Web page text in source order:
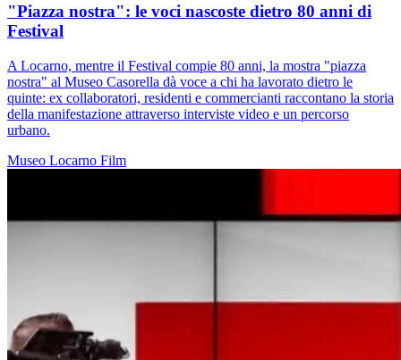
"Piazza nostra": le voci nascoste dietro 80 anni di
Festival
A Locarno, mentre il Festival compie 80 anni, la mostra "piazza
nostra" al Museo Casorella dà voce a chi ha lavorato dietro le
quinte: ex collaboratori, residenti e commercianti raccontano la storia
della manifestazione attraverso interviste video e un percorso
urbano.
Museo Locarno Film